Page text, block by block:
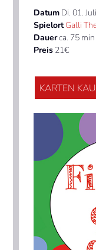
Datum Di. 01. Juli
SpielortGalli
Dauerca. 75 min
Preis 21€
KARTEN